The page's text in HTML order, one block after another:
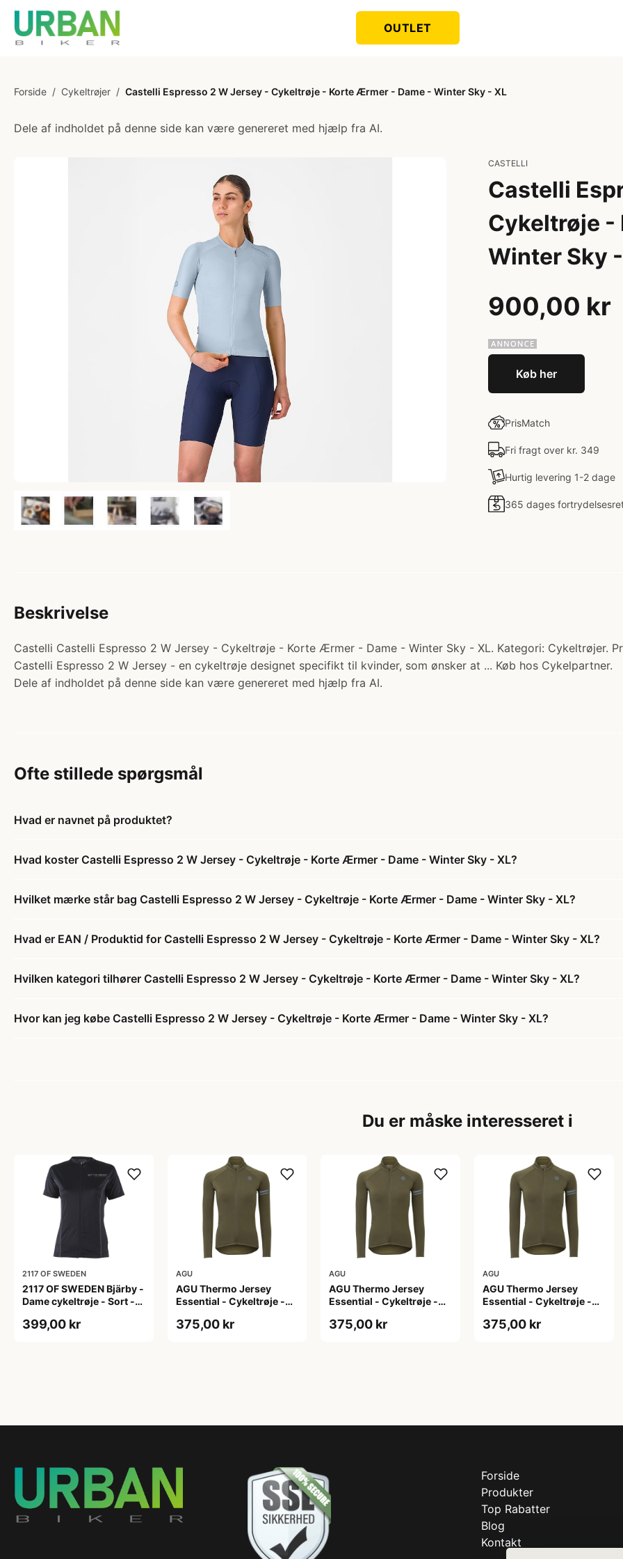
OUTLET
Forside / Cykeltrøjer / Castelli Espresso 2 W Jersey - Cykeltrøje - Korte Ærmer - Dame - Winter Sky - XL
Dele af indholdet på denne side kan være genereret med hjælp fra AI.
CASTELLI
Castelli
Cykeltrøje -
Winter Sky
900,00 kr
Køb her
PrisMatch
Fri fragt over kr. 349
Hurtig levering 1-2 dage
365 dages
Beskrivelse
Castelli Castelli Espresso 2 W Jersey - Cykeltrøje - Korte Ærmer - Dame - Winter Sky - XL. Kategori: Cykeltrøjer.
Castelli Espresso 2 W Jersey - en cykeltrøje designet specifikt til kvinder, som ønsker at ... Køb hos Cykelpartner.
Dele af indholdet på denne side kan være genereret med hjælp fra AI.
Ofte stillede spørgsmål
Hvad er navnet på produktet?
Hvad koster Castelli Espresso 2 W Jersey - Cykeltrøje - Korte Ærmer - Dame - Winter Sky - XL?
Hvilket mærke står bag Castelli Espresso 2 W Jersey - Cykeltrøje - Korte Ærmer - Dame - Winter Sky - XL?
Hvad er EAN / Produktid for Castelli Espresso 2 W Jersey - Cykeltrøje - Korte Ærmer - Dame - Winter Sky - XL?
Hvilken kategori tilhører Castelli Espresso 2 W Jersey - Cykeltrøje - Korte Ærmer - Dame - Winter Sky - XL?
Hvor kan jeg købe Castelli Espresso 2 W Jersey - Cykeltrøje - Korte Ærmer - Dame - Winter Sky - XL?
Du er måske interesseret i
2117 OF SWEDEN
2117 OF SWEDEN Bjärby -
Dame cykeltrøje - Sort -
399,00 kr
AGU
AGU Thermo Jersey
Essential - Cykeltrøje -
375,00 kr
AGU
AGU Thermo Jersey
Essential - Cykeltrøje -
M
375,00 kr
AGU
AGU Thermo Jersey
Essential - Cykeltrøje -
375,00 kr
Forside
Produkter
Top Rabatter
Blog
Kontakt